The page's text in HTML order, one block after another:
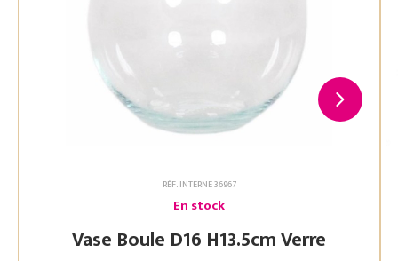
RÉF. INTERNE 36967
En stock
Vase Boule D16 H13.5cm Verre